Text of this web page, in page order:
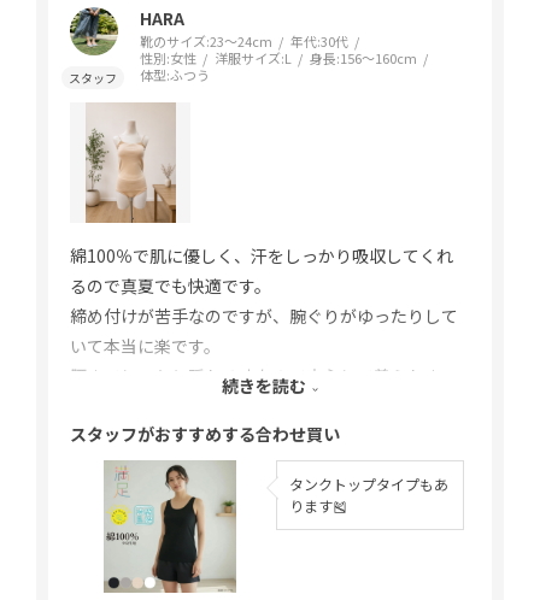
HARA
靴のサイズ:23～24cm 年代:30代
性別:女性 洋服サイズ:L 身長:156～160cm
体型:ふつう
綿100％で肌に優しく、汗をしっかり吸収してくれ
るので真夏でも快適です。
締め付けが苦手なのですが、腕ぐりがゆったりして
いて本当に楽です。
腰までしっかり隠れる丈なので安心して着られま
キャミソールとタンクトップの両方があるので、用
途に合わせて選べるのも便利です。
暑い日でも、毎日着たくなるインナーです。
続きを読む
スタッフがおすすめする合わせ買い
タンクトップタイプもあ
ります🎽